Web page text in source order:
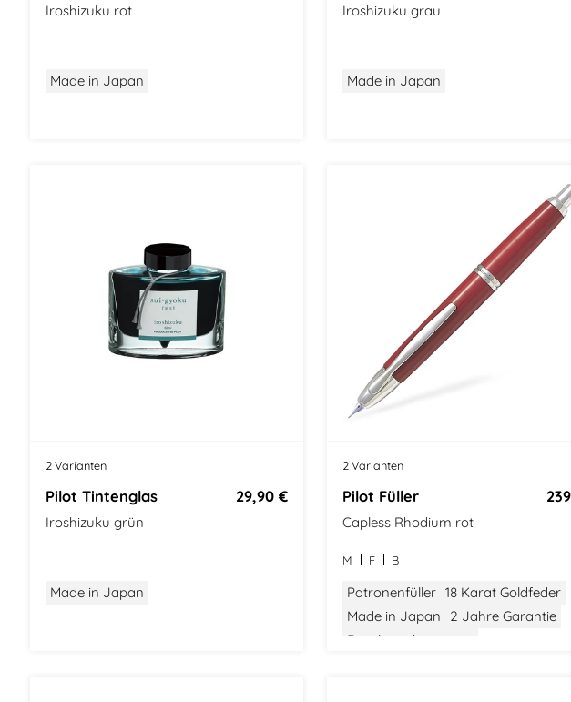
Iroshizuku rot
Made in Japan
Iroshizuku grau
Made in Japan
2 Varianten
Pilot Tintenglas 29,90 €
Iroshizuku grün
Made in Japan
2 Varianten
Pilot Füller
Capless Rhodium rot
M F B
Patronenfüller 18 Karat Goldfeder
Made in Japan
2 Jahre Garantie
Druckmechanismus